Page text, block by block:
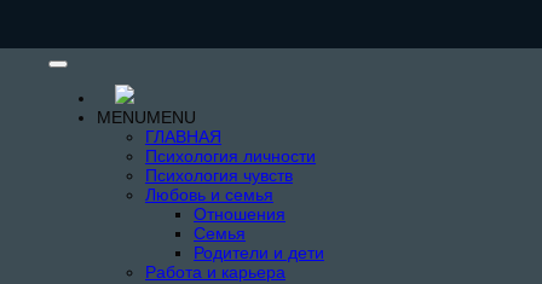
MENUMENU
ГЛАВНАЯ
Психология личности
Психология чувств
Любовь и семья
Отношения
Семья
Родители и дети
Работа и карьера